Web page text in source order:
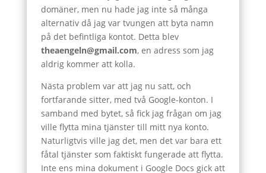
domäner, men nu hade jag inte så många
alternativ då jag var tvungen att byta namn
på det befintliga kontot. Detta blev
theaengeln@gmail.com, en adress som jag
aldrig kommer att kolla.
Nästa problem var att jag nu satt, och
fortfarande sitter, med två Google-konton. I
samband med bytet, så fick jag frågan om jag
ville flytta mina tjänster till mitt nya konto.
Naturligtvis ville jag det, men det var bara ett
fåtal tjänster som faktiskt fungerade att flytta.
Inte ens mina dokument i Google Docs gick att